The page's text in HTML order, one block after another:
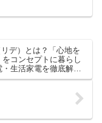
リデ）とは？「心地を
をコンセプトに暮らし
生活家電を徹底解